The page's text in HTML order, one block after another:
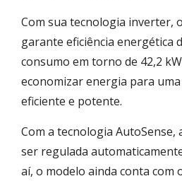
Com sua tecnologia inverter,
garante eficiência energética
consumo em torno de 42,2
economizar energia para
eficiente e potente.
Com a tecnologia
ser regulada
aí, o modelo ainda conta com